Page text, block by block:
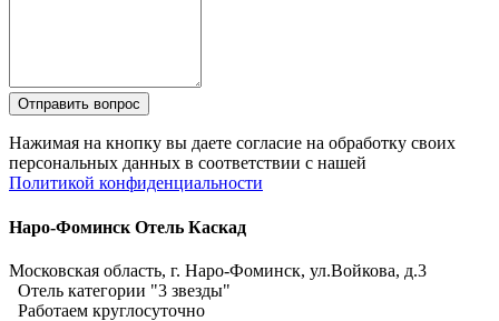
Отправить вопрос
Нажимая на кнопку вы даете согласие на обработку своих
персональных данных в соответствии с нашей
Политикой конфиденциальности
Наро-Фоминск Отель Каскад
Московская область, г. Наро-Фоминск, ул.Войкова, д.3
Отель категории "3 звезды"
Работаем круглосуточно